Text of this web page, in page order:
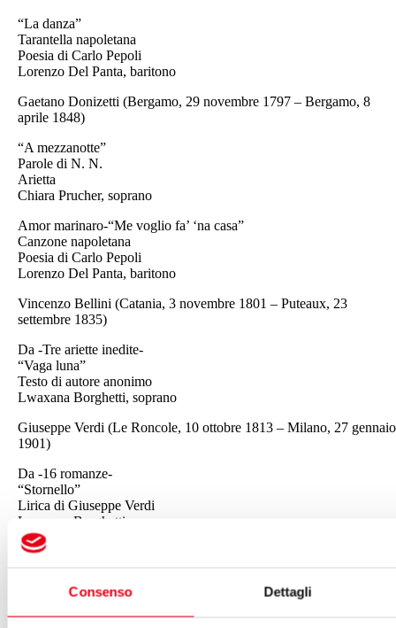
Consenso Dettagli
“La danza”
Tarantella napoletana
Poesia di Carlo Pepoli
Lorenzo Del Panta, baritono
Gaetano Donizetti (Bergamo, 29 novembre 1797 – Bergamo, 8
aprile 1848)
“A mezzanotte”
Parole di N. N.
Arietta
Chiara Prucher, soprano
Amor marinaro-“Me voglio fa’ ‘na casa”
Canzone napoletana
Poesia di Carlo Pepoli
Lorenzo Del Panta, baritono
Vincenzo Bellini (Catania, 3 novembre 1801 – Puteaux, 23
settembre 1835)
Da -Tre ariette inedite-
“Vaga luna”
Testo di autore anonimo
Lwaxana Borghetti, soprano
Giuseppe Verdi (Le Roncole, 10 ottobre 1813 – Milano, 27 gennaio
1901)
Da -16 romanze-
“Stornello”
Lirica di Giuseppe Verdi
Lwaxana Borghetti, soprano
Francesco Paolo Tosti (
“Mattinata”
Lirica di Enrico Panzacchi
Beatrice Palombi, soprano